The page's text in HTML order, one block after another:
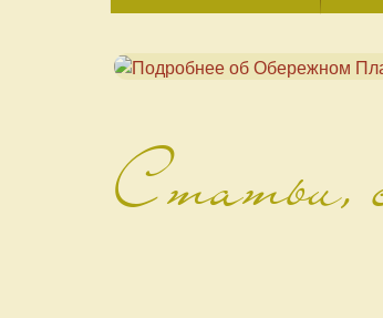
Статьи,